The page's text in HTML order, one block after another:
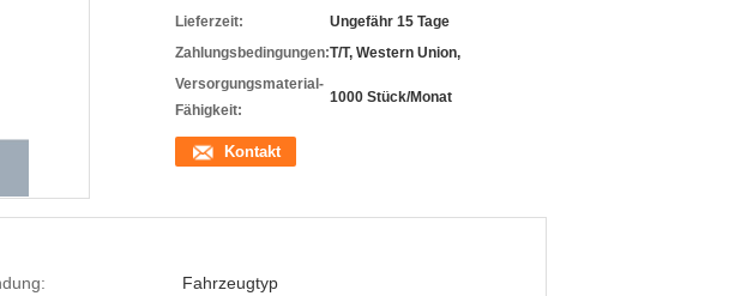
Lieferzeit:
Ungefähr 15 Tage
Zahlungsbedingungen:T/T, Western Union,
Versorgungsmaterial-
Fähigkeit:
1000 Stück/Monat
Kontakt
Fahrzeugtyp